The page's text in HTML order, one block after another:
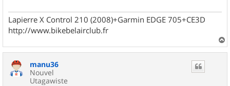
Lapierre X Control 210 (2008)+Garmin EDGE 705+CE3D
http://www.bikebelairclub.fr
a
manu36
Nouvel
Utagawiste